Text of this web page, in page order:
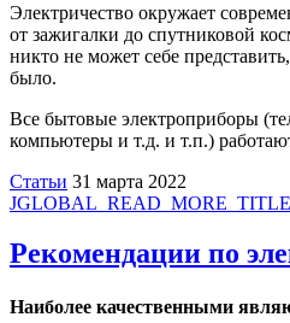
Электричество окружает
от зажигалки до спутниковой
никто не может себе
было.
Все бытовые электроприборы
компьютеры и т.д. и т.п.)
Статьи 31 марта 2022
JGLOBAL_READ_MORE_TITLE
Рекомендации по
Наиболее качественными